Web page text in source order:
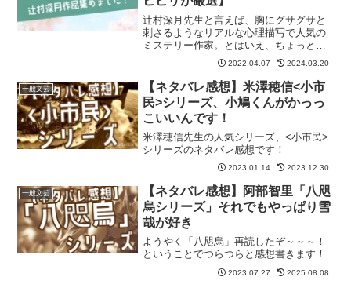
辻村深月先生と言えば、胸にグサグサと
刺さるようなリアルな心理描写で人気の
ミステリー作家。とはいえ、ちょっとグ
ロい描写が苦手な方もいるのでは？ こ
の記事では、ビビリ辻村ファンが、怖が
りさんが読んでも大丈夫な辻村作品のお
すすめを教えます！
2022.04.07 2024.03.20
一般文芸
【ネタバレ感想】米澤穂信<小市
民>シリーズ、小鳩くんがかっっ
こいいんです！
米澤穂信先生の人気シリーズ、<小市民>
シリーズのネタバレ感想です！
2023.01.14 2023.12.30
一般文芸
【ネタバレ感想】阿部智里「八咫
烏シリーズ」それでもやっぱり雪
哉が好き
ようやく「八咫烏」再読したぞ～～～！
ということでつらつらと感想書きます！
2023.07.27 2025.08.08